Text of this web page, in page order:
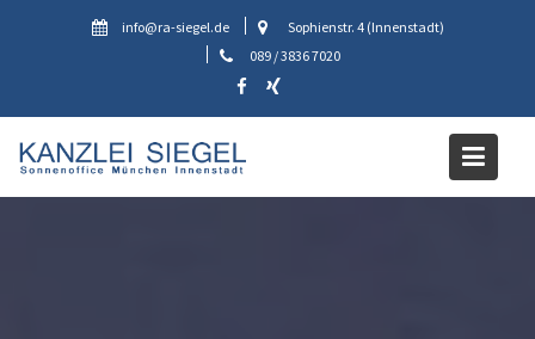
info@ra-siegel.de
Sophienstr. 4 (Innenstadt)
089 / 3836 7020